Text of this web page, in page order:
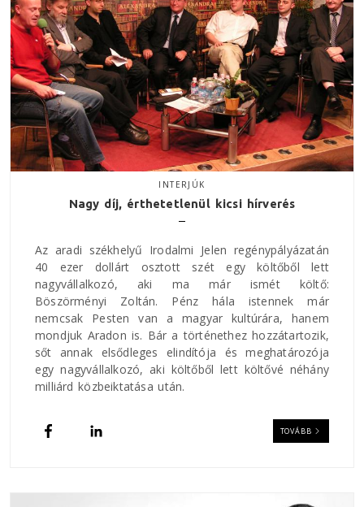
INTERJÚK
Nagy díj, érthetetlenül kicsi hírverés
Az aradi székhelyű Irodalmi Jelen regénypályázatán
40 ezer dollárt osztott szét egy költőből lett
nagyvállalkozó, aki ma már ismét költő:
Böszörményi Zoltán. Pénz hála istennek már
nemcsak Pesten van a magyar kultúrára, hanem
mondjuk Aradon is. Bár a történethez hozzátartozik,
sőt annak elsődleges elindítója és meghatározója
egy nagyvállalkozó, aki költőből lett költővé néhány
milliárd közbeiktatása után.
TOVÁBB